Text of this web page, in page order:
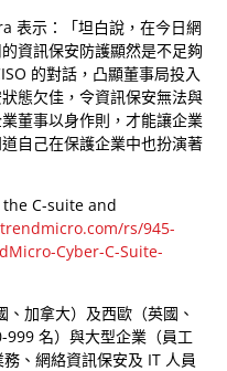
表示：「坦白說，在今日網
資訊保安防護顯然是不足夠
的對話，凸顯董事局投入
態欠佳，令資訊保安無法與
董事以身作則，才能讓企業
自己在保護企業中也扮演著
C-suite and
rs/945-
Cyber-C-Suite-
加拿大）及西歐（英國、
名）與大型企業（員工
、網絡資訊保安及 IT 人員